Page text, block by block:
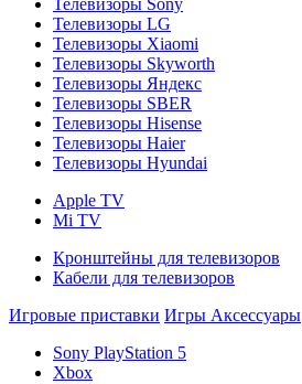
Телевизоры Sony
Телевизоры LG
Телевизоры Xiaomi
Телевизоры Skyworth
Телевизоры Яндекс
Телевизоры SBER
Телевизоры Hisense
Телевизоры Haier
Телевизоры Hyundai
Apple TV
Mi TV
Кронштейны для телевизоров
Кабели для телевизоров
Игровые приставки Игры Аксессуары
Sony PlayStation 5
Xbox